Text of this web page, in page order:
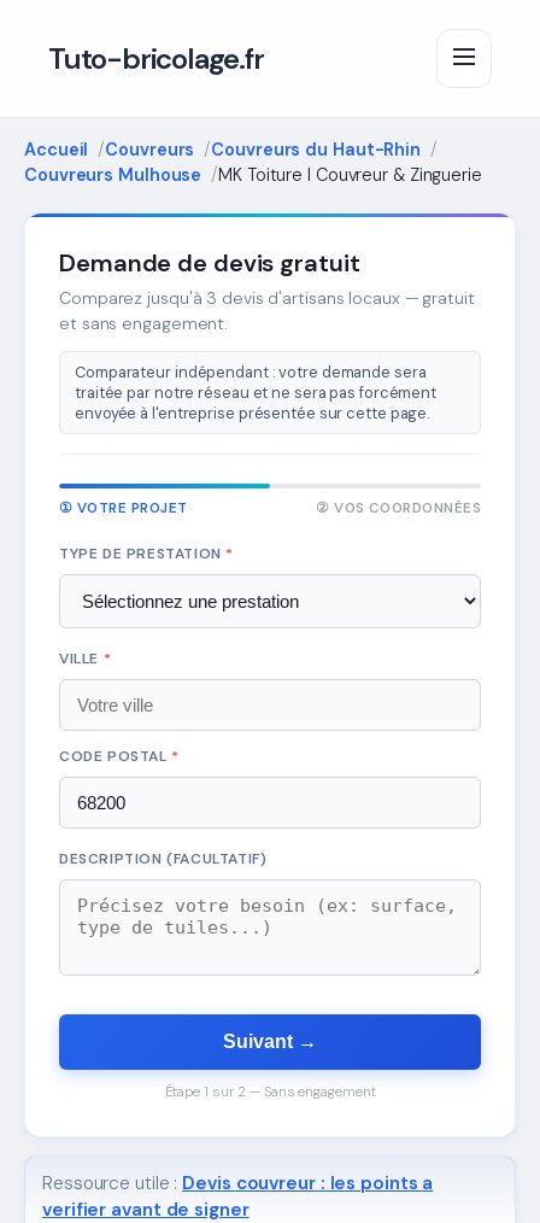
Tuto-bricolage.fr
Accueil Couvreurs
Couvreurs du Haut-Rhin
Couvreurs Mulhouse
MK Toiture l Couvreur & Zinguerie
Demande de devis gratuit
Comparez jusqu'à 3 devis d'artisans locaux — gratuit
et sans engagement.
Comparateur indépendant : votre demande sera
traitée par notre réseau et ne sera pas forcément
envoyée à l'entreprise présentée sur cette page.
① VOTRE PROJET ② VOS COORDONNÉES
TYPE DE PRESTATION *
VILLE *
CODE POSTAL *
DESCRIPTION (FACULTATIF)
Suivant →
Étape 1 sur 2 — Sans engagement
Ressource utile : Devis couvreur : les points a
verifier avant de signer